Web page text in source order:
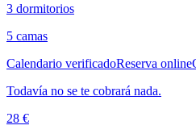
3 dormitorios
5 camas
Calendario verificadoReserva online
Todavía no se te cobrará nada.
28 €